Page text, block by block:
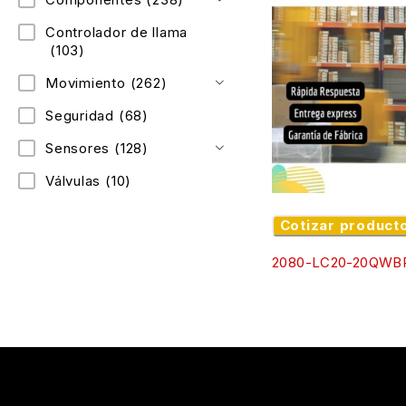
Controlador de llama
(103)
Movimiento (262)
Seguridad (68)
Sensores (128)
Válvulas (10)
Cotizar
2080-LC20-